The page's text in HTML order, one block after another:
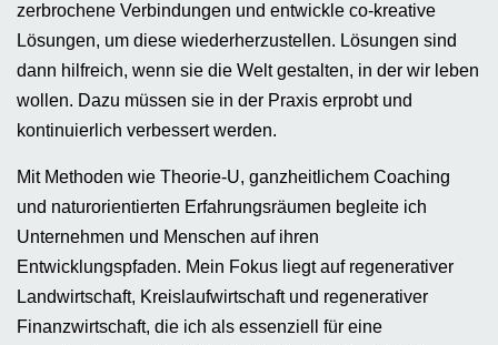
zerbrochene Verbindungen und entwickle co-kreative
Lösungen, um diese wiederherzustellen. Lösungen sind
dann hilfreich, wenn sie die Welt gestalten, in der wir leben
wollen. Dazu müssen sie in der Praxis erprobt und
kontinuierlich verbessert werden.
Mit Methoden wie Theorie-U, ganzheitlichem Coaching
und naturorientierten Erfahrungsräumen begleite ich
Unternehmen und Menschen auf ihren
Entwicklungspfaden. Mein Fokus liegt auf regenerativer
Landwirtschaft, Kreislaufwirtschaft und regenerativer
Finanzwirtschaft, die ich als essenziell für eine